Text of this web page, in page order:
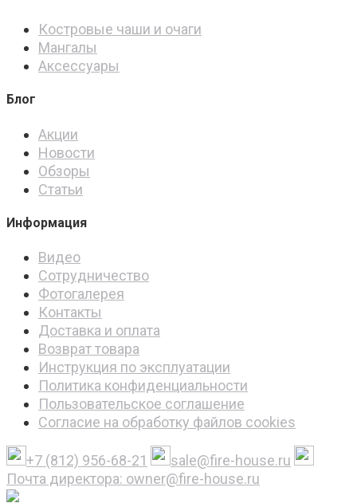
Костровые чаши и очаги
Мангалы
Аксессуары
Блог
Акции
Новости
Обзоры
Статьи
Информация
Видео
Сотрудничество
Фотогалерея
Контакты
Доставка и оплата
Возврат товара
Инструкция по эксплуатации
Политика конфиденциальности
Пользовательское соглашение
Согласие на обработку файлов cookies
+7 (812) 956-68-21
sale@fire-house.ru
Почта директора: owner@fire-house.ru